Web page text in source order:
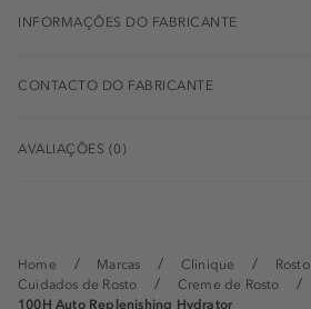
Home Marcas Clinique
Rosto
Cuidados de Rosto
Creme de Rosto
100H Auto Replenishing Hydrator
INFORMAÇÕES DO FABRICANTE
CONTACTO DO FABRICANTE
AVALIAÇÕES (0)